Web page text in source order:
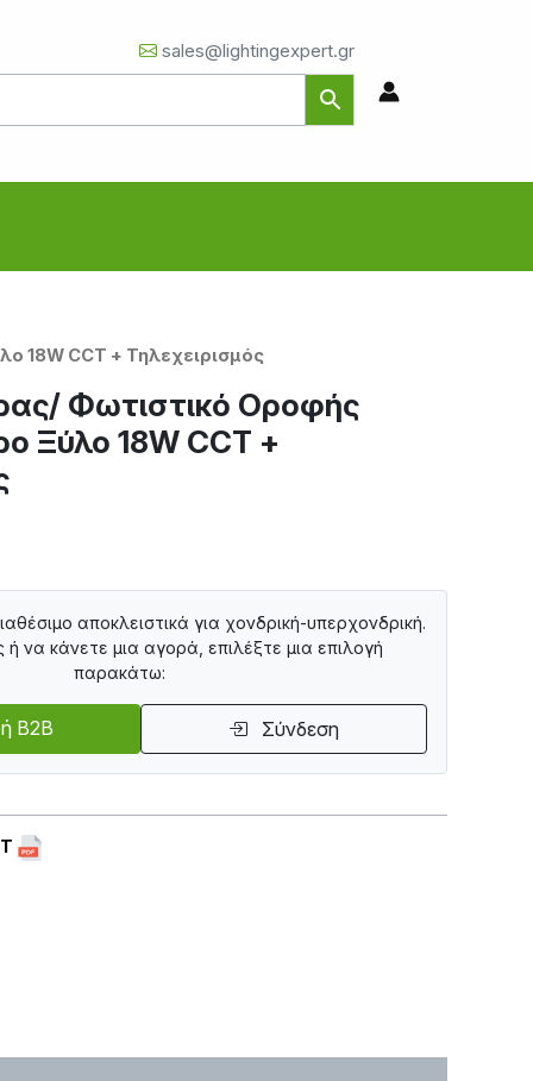
sales@lightingexpert.gr
18W CCT + Τηλεχειρισμός
Φωτιστικό Οροφής
Ξύλο 18W CCT +
αποκλειστικά για χονδρική-υπερχονδρική.
ή να κάνετε μια αγορά, επιλέξτε μια επιλογή
παρακάτω:
B2B Σύνδεση